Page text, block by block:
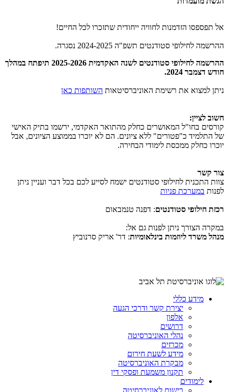
אל תפספסו הזדמנות לחוויה ייחודית שתזכרו לכל החיים!
ההרשמה לחילופי סטודנטים תשפ"ה 2024-2025 נסגרה.
ההרשמה לחילופי סטודנטים לשנה האקדמית 2025-2026 תיפתח במהלך
חודש דצמבר 2024.
ניתן למצוא את רשימת האוניברסיטאות השותפות כאן
חשוב לציין:
קורסים בחו"ל המאושרים כחלק מהתואר האקדמי, ירשמו בתיק האישי
של התלמיד כ"פטורים" ללא ציונים. הם לא יוכרו בממוצע הציונים, אבל
יוכרו כחלק ממכסת לימודי הבחירה.
צור קשר
צוות התכנית לחילופי סטודנטים ישמח לסייע לכם בכל דבר ועניין ניתן
לפנות במערכת פניות
רכזת חילופי סטודנטים: דפנה טנמבאום
במקרה הצורך ניתן לפנות גם אל:
מנהל משרד ליוזמות בינלאומיות: דר' אריק סרנוביץ
מידע כללי
יצירת קשר ודרכי הגעה
אלפון
דרושים
נהלי האוניברסיטה
מכרזים
מידע לשעת חירום
מבקרת האוניברסיטה
תקנון משמעת ופסקי דין
לימודים
רישום לאוניברסיטה